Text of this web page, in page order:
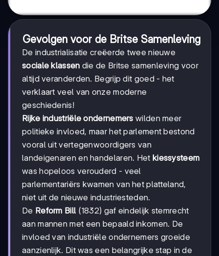
Gevolgen voor de Britse Samenleving
De industrialisatie creëerde twee nieuwe
sociale klassen die de Britse samenleving voor
altijd veranderden. Begrijp dit goed - het
verklaart veel van onze moderne
geschiedenis!
Rijke industriële ondernemers wilden meer
politieke invloed, maar het parlement bestond
vooral uit vertegenwoordigers van
landeigenaren en handelaren. Het kiessysteem
was hopeloos verouderd - veel
parlementariërs kwamen van het platteland,
niet uit de nieuwe industriesteden.
De Reform Bill (1832) gaf eindelijk stemrecht
aan mannen met een bepaald inkomen. De
invloed van industriële ondernemers groeide
aanzienlijk. Dit was een belangrijke stap in de